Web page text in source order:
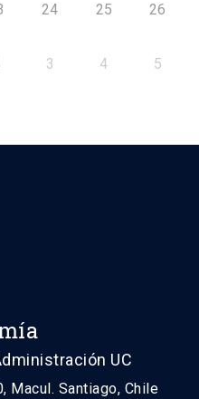
24 25 26
3 4 5
UC
Macul. Santiago, Chile